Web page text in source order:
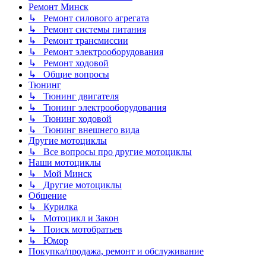
Ремонт Минск
↳ Ремонт силового агрегата
↳ Ремонт системы питания
↳ Ремонт трансмиссии
↳ Ремонт электрооборудования
↳ Ремонт ходовой
↳ Общие вопросы
Тюнинг
↳ Тюнинг двигателя
↳ Тюнинг электрооборудования
↳ Тюнинг ходовой
↳ Тюнинг внешнего вида
Другие мотоциклы
↳ Все вопросы про другие мотоциклы
Наши мотоциклы
↳ Мой Минск
↳ Другие мотоциклы
Общение
↳ Курилка
↳ Мотоцикл и Закон
↳ Поиск мотобратьев
↳ Юмор
Покупка/продажа, ремонт и обслуживание